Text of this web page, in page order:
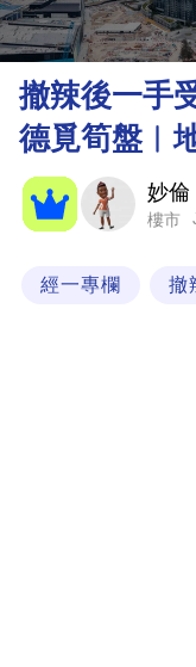
市
理
財
業
科
撤辣後一手
德覓筍盤︳
妙倫
樓市
經一專欄 撤